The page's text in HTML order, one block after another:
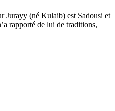
Jurayy (né Kulaib) est Sadousi et
rapporté de lui de traditions,